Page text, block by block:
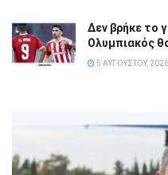
Δεν βρήκε το
Ολυμπιακός
5 ΑΥΓΟΎΣΤΟΥ, 2026